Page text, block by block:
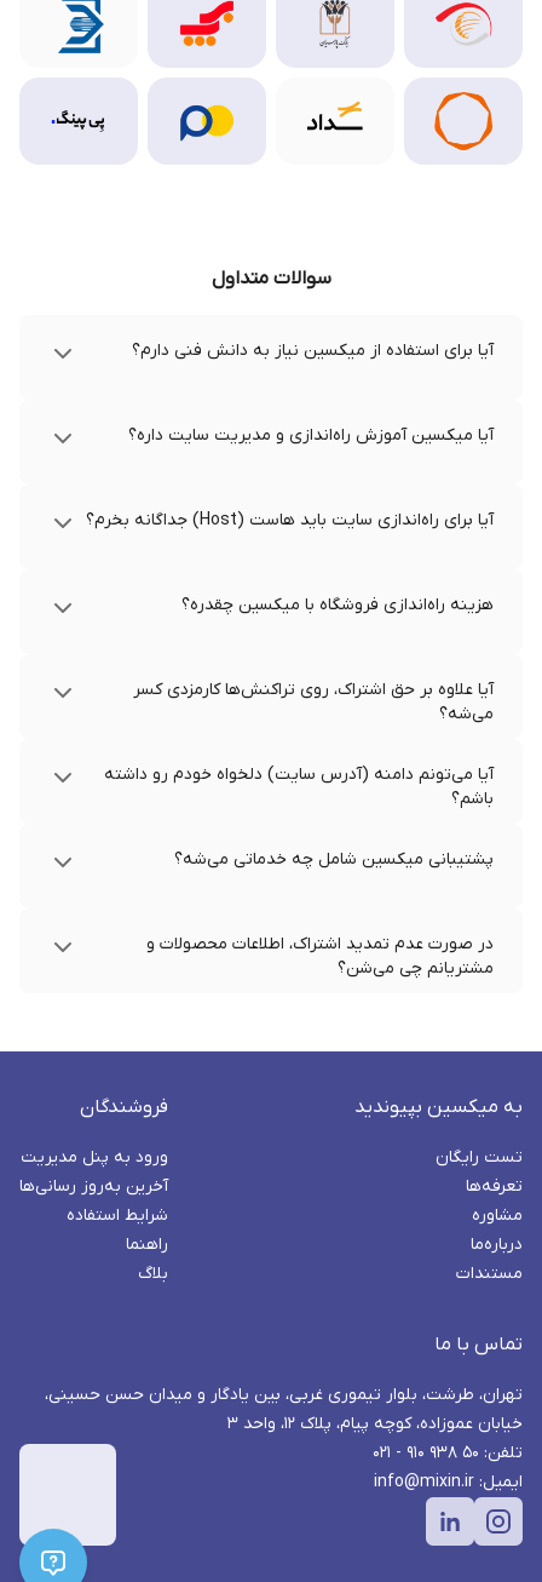
سوالات متداول
آیا برای استفاده از میکسین نیاز به دانش فنی دارم؟
آیا میکسین آموزش راه‌اندازی و مدیریت سایت داره؟
آیا برای راه‌اندازی سایت باید هاست (Host) جداگانه بخرم؟
هزینه راه‌اندازی فروشگاه با میکسین چقدره؟
آیا علاوه بر حق اشتراک، روی تراکنش‌ها کارمزدی کسر
می‌شه؟
آیا می‌تونم دامنه (آدرس سایت) دلخواه خودم رو داشته
باشم؟
پشتیبانی میکسین شامل چه خدماتی می‌شه؟
در صورت عدم تمدید اشتراک، اطلاعات محصولات و
مشتریانم چی می‌شن؟
به میکسین بپیوندید
تست رایگان
تعرفه‌ها
مشاوره
درباره‌ما
مستندات
فروشندگان
ورود به پنل مدیریت
آخرین به‌روز رسانی‌ها
شرایط استفاده
راهنما
بلاگ
تماس با ما
تهران، طرشت، بلوار تیموری غربی، بین یادگار و میدان حسن حسینی،
خیابان عموزاده، کوچه پیام، پلاک ۱۲، واحد ۳
تلفن: ۵۰ ۹۳۸ ۹۱۰ - ۰۲۱
ایمیل: info@mixin.ir